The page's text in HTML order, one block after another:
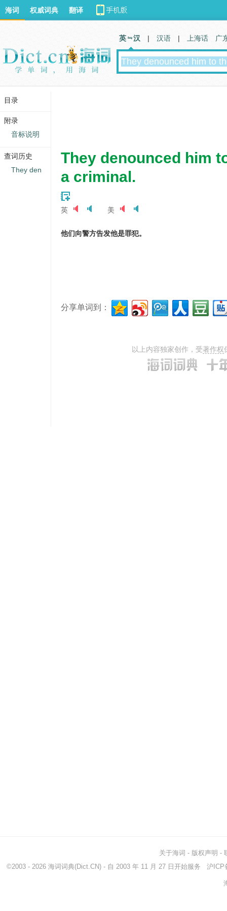
They denounced him
a criminal.
英 美
他们向警方告发他是罪犯。
分享单词到：
以上内容独家创作，受著作权
海词 权威词典 翻译
英 汉 | 汉语 | 上海话 广
关于海词 - 版权声明 -
©2003 - 2026 海词词典(Dict.CN) - 自 2003 年 11 月 27 日开始服务 沪ICP
目录
附录
音标说明
查词历史
They den